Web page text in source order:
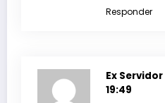
Responder
Ex Servidor
19:49